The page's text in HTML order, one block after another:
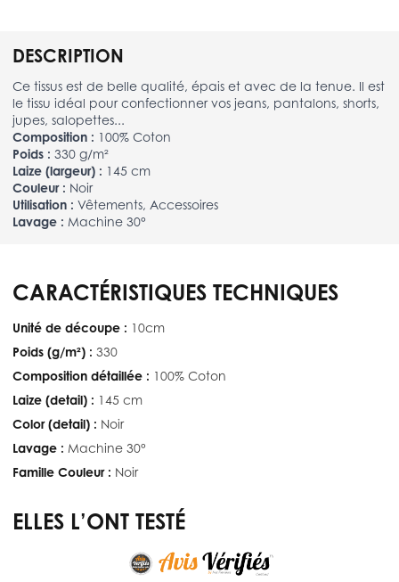
DESCRIPTION
Ce tissus est de belle qualité, épais et avec de la tenue. Il est
le tissu idéal pour confectionner vos jeans, pantalons, shorts,
jupes, salopettes...
Composition : 100% Coton
Poids : 330 g/m²
Laize (largeur) : 145 cm
Couleur : Noir
Utilisation : Vêtements, Accessoires
Lavage : Machine 30°
CARACTÉRISTIQUES TECHNIQUES
Unité de découpe : 10cm
Poids (g/m²) : 330
Composition détaillée : 100% Coton
Laize (detail) : 145 cm
Color (detail) : Noir
Lavage : Machine 30°
Famille Couleur : Noir
ELLES L’ONT TESTÉ